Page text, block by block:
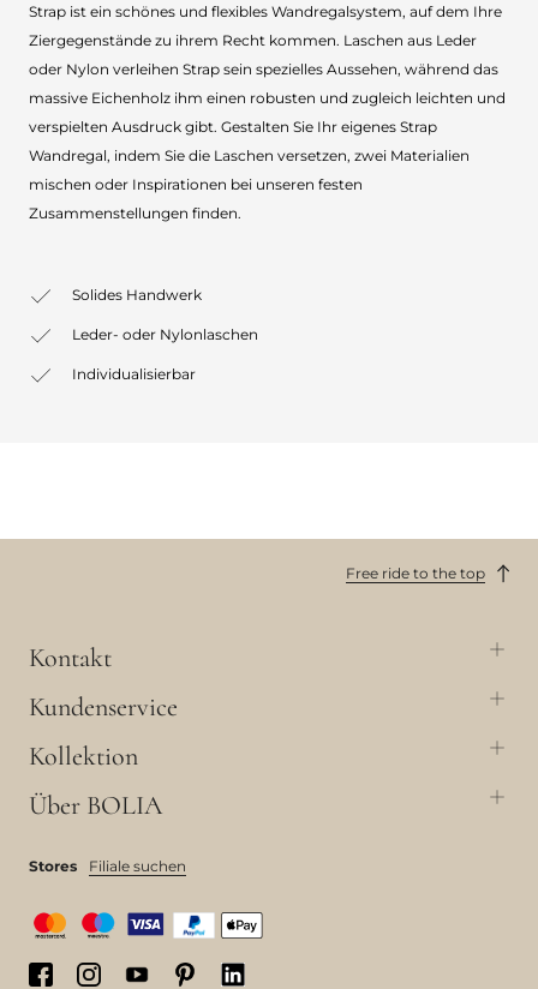
Strap ist ein schönes und flexibles Wandregalsystem, auf dem Ihre
Ziergegenstände zu ihrem Recht kommen. Laschen aus Leder
oder Nylon verleihen Strap sein spezielles Aussehen, während das
massive Eichenholz ihm einen robusten und zugleich leichten und
verspielten Ausdruck gibt. Gestalten Sie Ihr eigenes Strap
Wandregal, indem Sie die Laschen versetzen, zwei Materialien
mischen oder Inspirationen bei unseren festen
Zusammenstellungen finden.
Solides Handwerk
Leder- oder Nylonlaschen
Individualisierbar
Free ride to the top
Kontakt
Kundenservice
Kollektion
Über BOLIA
Stores Filiale suchen